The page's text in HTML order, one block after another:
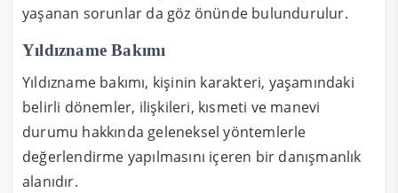
yaşanan sorunlar da göz önünde bulundurulur.
Yıldızname Bakımı
Yıldızname bakımı, kişinin karakteri, yaşamındaki
belirli dönemler, ilişkileri, kısmeti ve manevi
durumu hakkında geleneksel yöntemlerle
değerlendirme yapılmasını içeren bir danışmanlık
alanıdır.